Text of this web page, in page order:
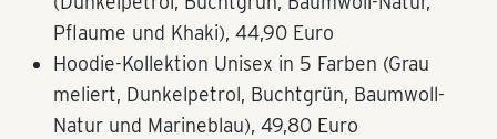
Pflaume und Khaki), 44,90 Euro
Hoodie-Kollektion Unisex in 5 Farben (Grau
meliert, Dunkelpetrol, Buchtgrün, Baumwoll-
Natur und Marineblau), 49,80 Euro